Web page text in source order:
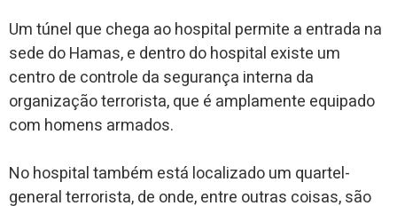
Um túnel que chega ao hospital permite a entrada na
sede do Hamas, e dentro do hospital existe um
centro de controle da segurança interna da
organização terrorista, que é amplamente equipado
com homens armados.
No hospital também está localizado um quartel-
general terrorista, de onde, entre outras coisas, são